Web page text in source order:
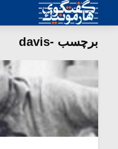
برچسب -davis